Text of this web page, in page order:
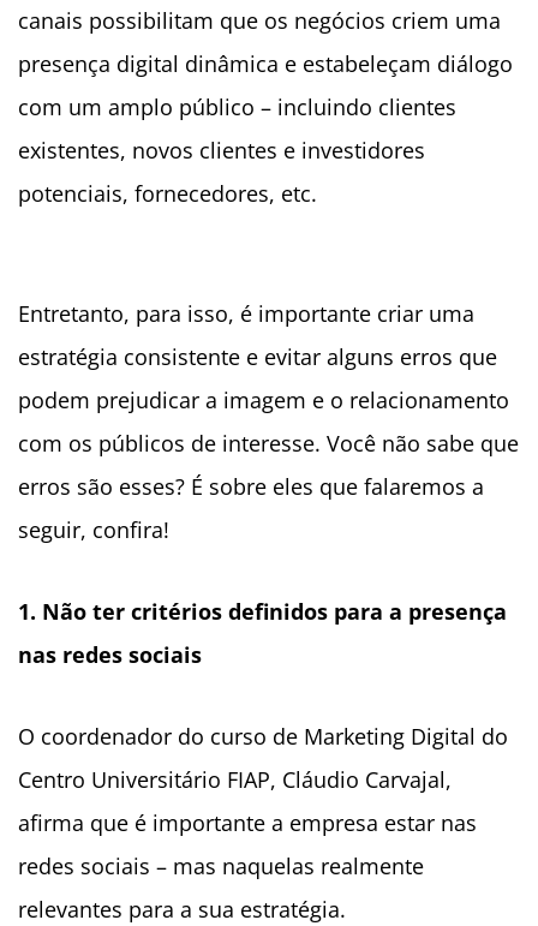
canais possibilitam que os negócios criem uma
presença digital dinâmica e estabeleçam diálogo
com um amplo público – incluindo clientes
existentes, novos clientes e investidores
potenciais, fornecedores, etc.
Entretanto, para isso, é importante criar uma
estratégia consistente e evitar alguns erros que
podem prejudicar a imagem e o relacionamento
com os públicos de interesse. Você não sabe que
erros são esses? É sobre eles que falaremos a
seguir, confira!
1. Não ter critérios definidos para a presença
nas redes sociais
O coordenador do curso de Marketing Digital do
Centro Universitário FIAP, Cláudio Carvajal,
afirma que é importante a empresa estar nas
redes sociais – mas naquelas realmente
relevantes para a sua estratégia.